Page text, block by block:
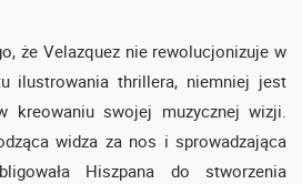
że Velazquez nie rewolucjonizuje w
ilustrowania thrillera, niemniej jest
kreowaniu swojej muzycznej wizji.
widza za nos i sprowadzająca
Hiszpana do stworzenia